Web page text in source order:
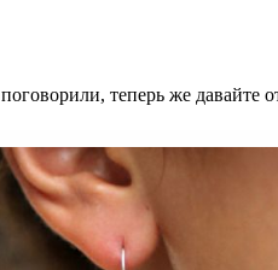
теперь же давайте